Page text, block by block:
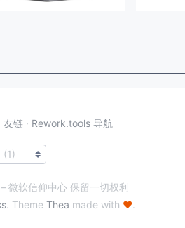
友链 · Rework.tools 导航
软信仰中心 保留一切权利
. Theme Thea made with ♥.